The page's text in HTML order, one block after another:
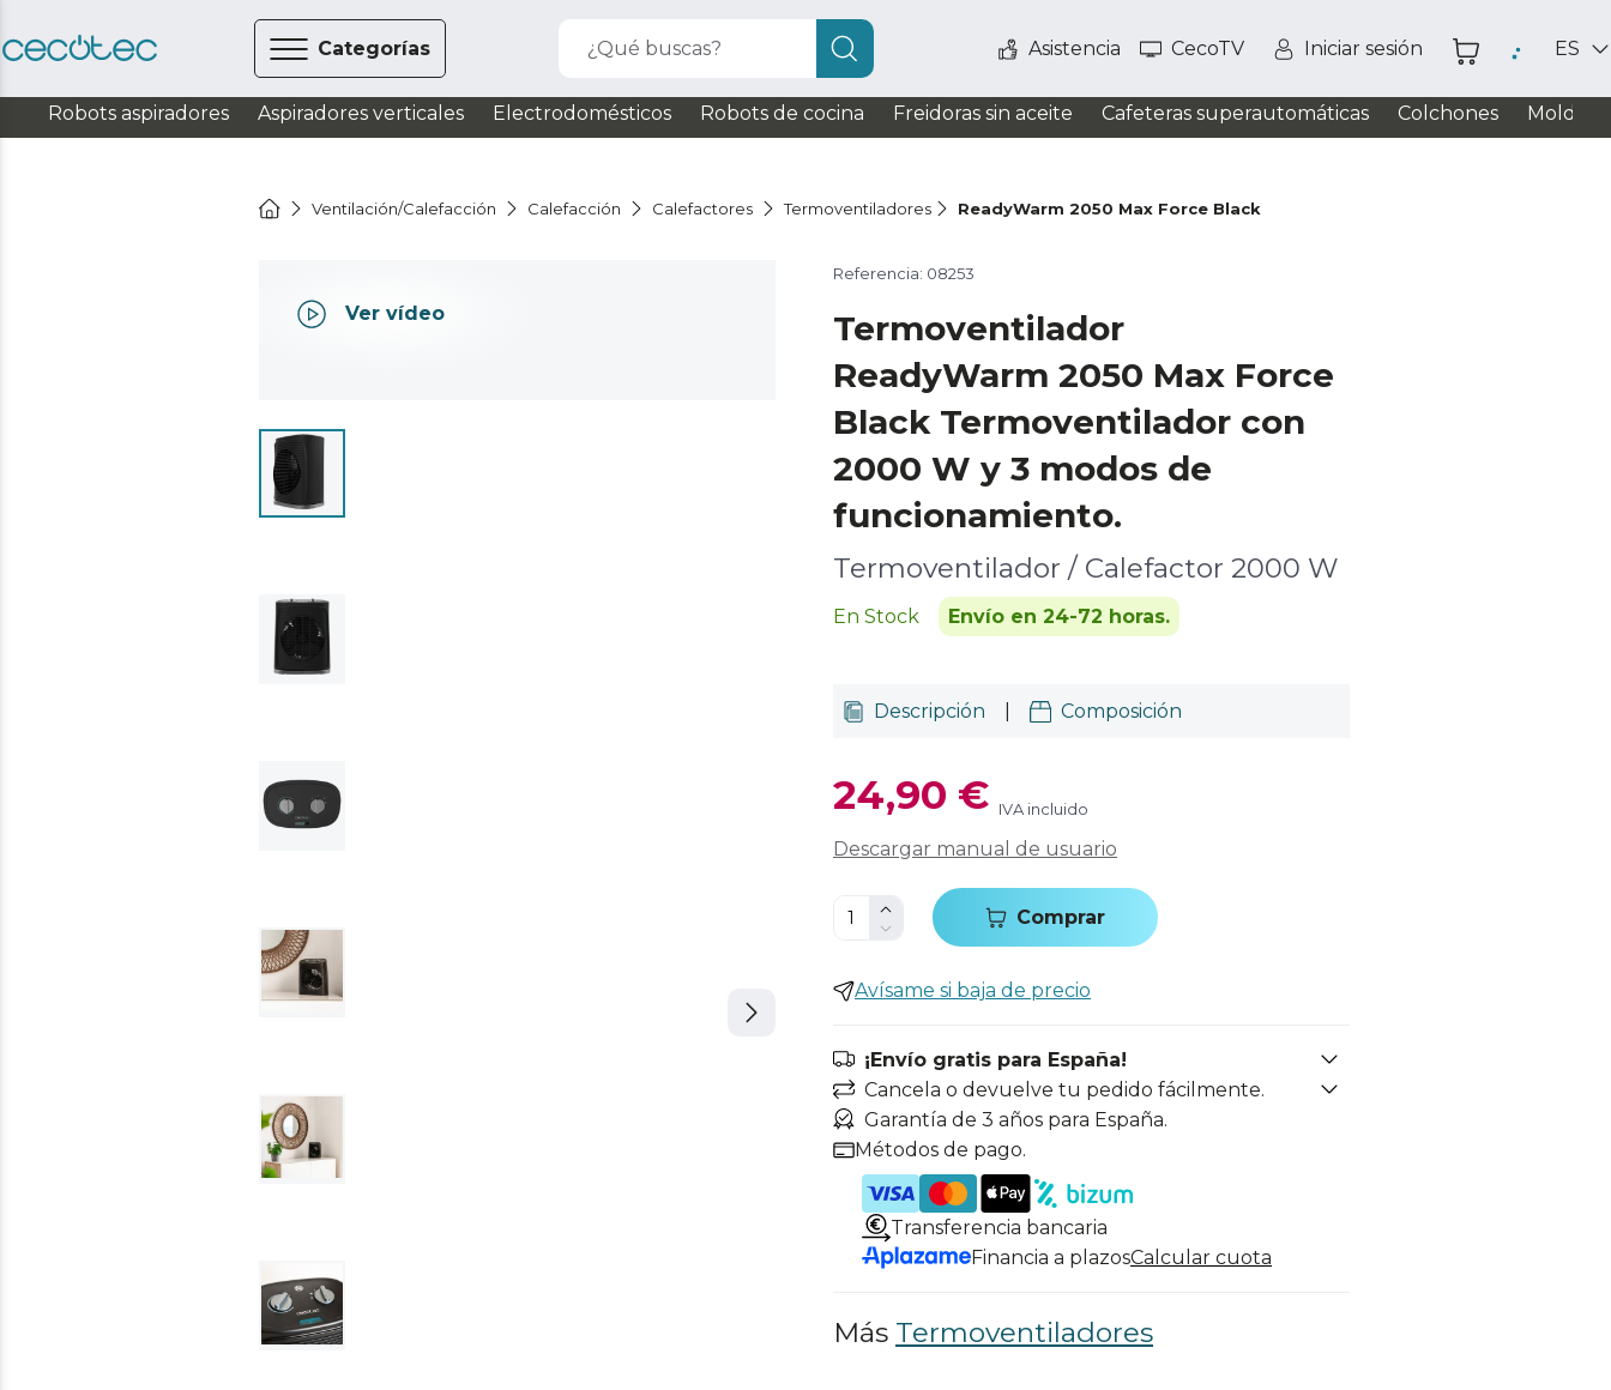
Categorías ¿Qué buscas? Asistencia CecoTV Iniciar sesión ES
Robots aspiradores Aspiradores verticales Electrodomésticos Robots de cocina Freidoras sin aceite Cafeteras superautomáticas Colchones
Ventilación/Calefacción Calefacción Calefactores Termoventiladores ReadyWarm 2050 Max Force Black
Ver vídeo
Referencia: 08253
Termoventilador
ReadyWarm 2050 Max Force
Black Termoventilador con
2000 W y 3 modos de
funcionamiento.
Termoventilador / Calefactor 2000 W
En Stock Envío en 24-72 horas.
Descripción Composición
24,90 € IVA incluido
Descargar manual de usuario
Comprar
Avísame si baja de precio
¡Envío gratis para España!
Cancela o devuelve tu pedido fácilmente.
Garantía de 3 años para España.
Métodos de pago.
Transferencia bancaria
Financia a plazosCalcular cuota
Más Termoventiladores